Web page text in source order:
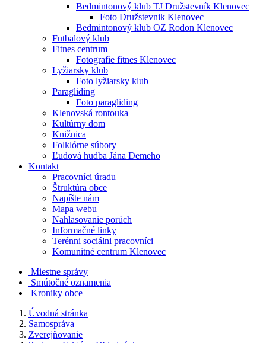
Bedmintonový klub TJ Družstevník Klenovec
Foto Družstevnik Klenovec
Bedmintonový klub OZ Rodon Klenovec
Futbalový klub
Fitnes centrum
Fotografie fitnes Klenovec
Lyžiarsky klub
Foto lyžiarsky klub
Paragliding
Foto paragliding
Klenovská rontouka
Kultúrny dom
Knižnica
Folklórne súbory
Ľudová hudba Jána Demeho
Kontakt
Pracovníci úradu
Štruktúra obce
Napíšte nám
Mapa webu
Nahlasovanie porúch
Informačné linky
Terénni sociálni pracovníci
Komunitné centrum Klenovec
Miestne správy
Smútočné oznamenia
Kroniky obce
Úvodná stránka
Samospráva
Zverejňovanie